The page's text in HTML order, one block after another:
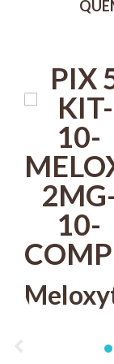
Deve ser usado
PIX